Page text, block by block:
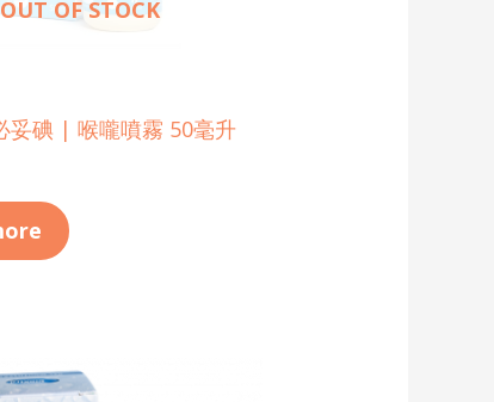
OUT OF STOCK
妥碘 | 喉嚨噴霧 50毫升